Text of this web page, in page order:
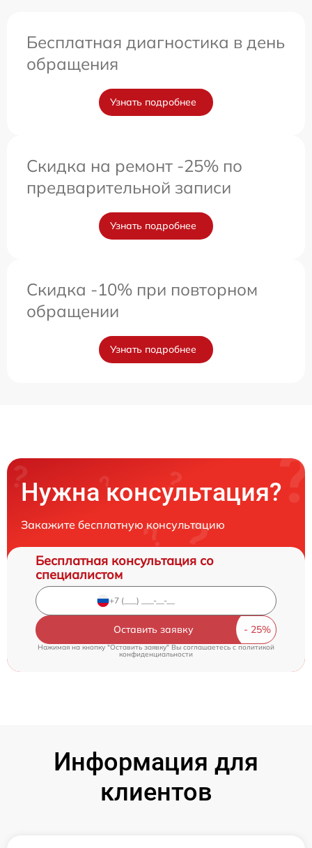
Бесплатная диагностика в день
обращения
Узнать подробнее
Скидка на ремонт -25% по
предварительной записи
Узнать подробнее
Скидка -10% при повторном
обращении
Узнать подробнее
Нужна консультация?
Закажите бесплатную консультацию
Бесплатная консультация со
специалистом
Оставить заявку
Нажимая на кнопку "Оставить заявку" Вы соглашаетесь cполитикой
конфиденциальности
Информация для
клиентов